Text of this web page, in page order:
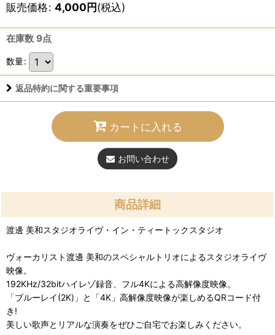
販売価格: 4,000円(税込)
在庫数 9点
数量:
返品特約に関する重要事項
カートに入れる
お問い合わせ
商品詳細
渡邊 美和スタジオライヴ・イン・ティートックスタジオ
ヴォーカリスト渡邊 美和のスペシャルトリオによるスタジオライヴ
映像。
192KHz/32bitハイレゾ録音、フル4Kによる高解像度映像。
「ブルーレイ(2K)」と「4K」高解像度映像が楽しめるQRコード付
き!
美しい歌声とリアルな演奏をぜひご自宅でお楽しみください。